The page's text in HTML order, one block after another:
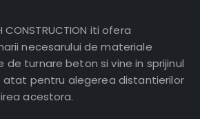
CONSTRUCTION iti ofera
necesarului de materiale
turnare beton si vine in sprijinul
atat pentru alegerea distantierilor
acestora.